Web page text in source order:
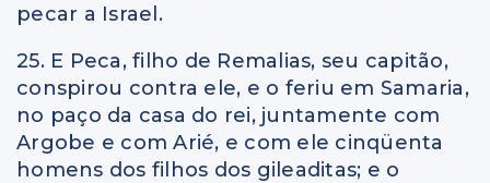
pecar a Israel.
25. E Peca, filho de Remalias, seu capitão,
conspirou contra ele, e o feriu em Samaria,
no paço da casa do rei, juntamente com
Argobe e com Arié, e com ele cinqüenta
homens dos filhos dos gileaditas; e o